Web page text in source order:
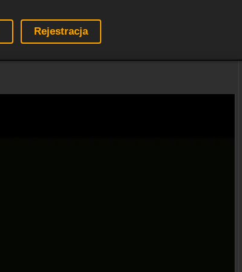
Rejestracja